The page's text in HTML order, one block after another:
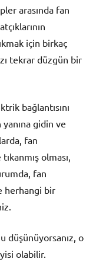
arasında fan
için birkaç
tekrar düzgün bir
bağlantısını
gidin ve
fan
olması,
fan
herhangi bir
düşünüyorsanız, o
olabilir.